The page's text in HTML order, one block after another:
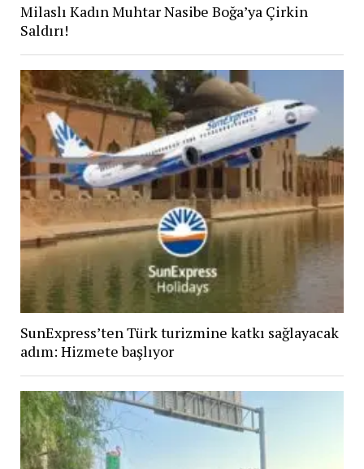
Milaslı Kadın Muhtar Nasibe Boğa’ya Çirkin
Saldırı!
SunExpress’ten Türk turizmine katkı sağlayacak
adım: Hizmete başlıyor